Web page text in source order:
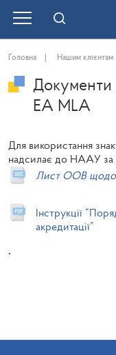
Головна Нашим клієнтам
Документи
EA MLA
Для використання
надсилає до НААУ
Лист ООВ щодо
Інструкції
акредитації”
.